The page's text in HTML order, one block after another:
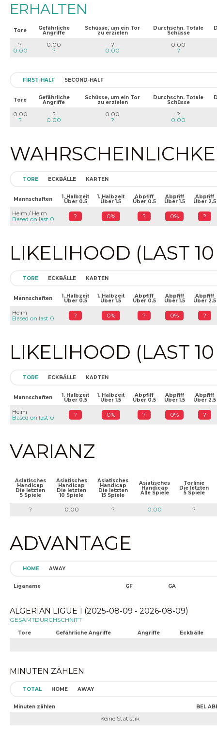
ERHALTEN
Tore Gefährliche
Angriffe
Schüsse, um ein Tor
zu erzielen
Durchschn. Totale
Schüsse
?
0.00
0.00
?
?
0.00
0.00
?
FIRST-HALF SECOND-HALF
Tore Gefährliche
Angriffe
Schüsse, um ein Tor
zu erzielen
Durchschn. Totale
Schüsse
0.00
?
?
0.00
0.00
?
?
0.00
TORE ECKBÄLLE KARTEN
Mannschaften 1. Halbzeit
Über 0.5
1. Halbzeit
Über 1.5
Abpfiff
Über 0.5
Abpfiff
Über 1.5
Abpfiff
Über 2.5
Heim / Heim
Based on last 0
? 0% ? 0% ?
LIKELIHOOD (LAST
TORE ECKBÄLLE KARTEN
Mannschaften 1. Halbzeit
Über 0.5
1. Halbzeit
Über 1.5
Abpfiff
Über 0.5
Abpfiff
Über 1.5
Abpfiff
Über 2.5
Heim
Based on last 0
? 0% ? 0% ?
LIKELIHOOD (LAST
TORE ECKBÄLLE KARTEN
Mannschaften 1. Halbzeit
Über 0.5
1. Halbzeit
Über 1.5
Abpfiff
Über 0.5
Abpfiff
Über 1.5
Abpfiff
Über 2.5
Heim
Based on last 0
? 0% ? 0% ?
VARIANZ
Asiatisches
Handicap
Die letzten
5 Spiele
Asiatisches
Handicap
Die letzten
10 Spiele
Asiatisches
Handicap
Die letzten
15 Spiele
Asiatisches
Handicap
Alle Spiele
Torlinie
Die letzten
5 Spiele
? 0.00 ? 0.00 ?
ADVANTAGE
HOME AWAY
Liganame GF GA
ALGERIAN LIGUE 1 (2025-08-09 - 2026-08-09)
GESAMTDURCHSCHNITT
Tore Gefährliche Angriffe Angriffe Eckbälle
MINUTEN ZÄHLEN
TOTAL HOME AWAY
Minuten zählen BEL
Keine Statistik